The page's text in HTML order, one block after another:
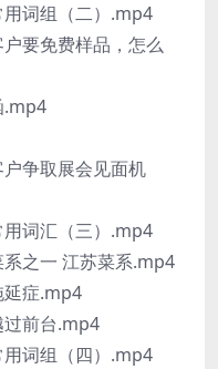
词组（二）.mp4
要免费样品，怎么
.mp4
争取展会见面机
词汇（三）.mp4
之一 江苏菜系.mp4
延症.mp4
前台.mp4
词组（四）.mp4